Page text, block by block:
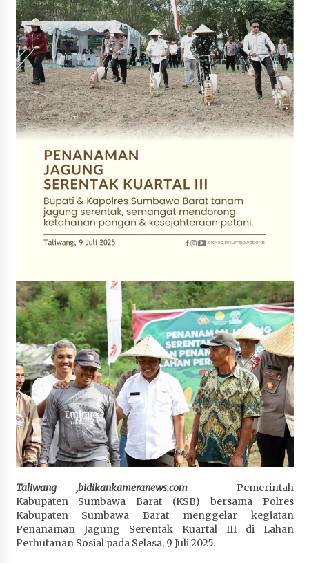
Penurunan Stunting di Sumbawa
4 minggu ago
Wabup Ansori Apresiasi Rekomendasi dan
Pandangan Fraksi – Fraksi DPRD Sumbawa
4 minggu ago
Bupati Sumbawa Lepas 487 Atlet dari Berbagai
Cabor yang Akan Berjuang pada PORPROV XII
4 minggu ago
BAZNAS Kabupaten Sumbawa Salurkan Bantuan
Program 100 Mustahik Per Desa di Desa Teluk
Santong
4 minggu ago
4 minggu ago
Terapkan “Polantas Menyapa”, Satlantas Polres
Sumbawa Berupaya Wujudkan Pelayanan
Kepolisian yang Profesional
4 minggu ago
Capaian Program Pemerintah Kabupaten
Sumbawa Terus Dirasakan Masyarakat
4 minggu ago
Taliwang ,bidikankameranews.com
— Pemerintah
Kabupaten Sumbawa Barat (KSB) bersama Polres
Kabupaten Sumbawa Barat menggelar kegiatan
Penanaman Jagung Serentak Kuartal III di Lahan
Perhutanan Sosial pada Selasa, 9 Juli 2025.